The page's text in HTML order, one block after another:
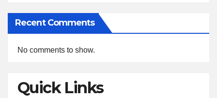
Recent Comments
No comments to show.
Quick Links